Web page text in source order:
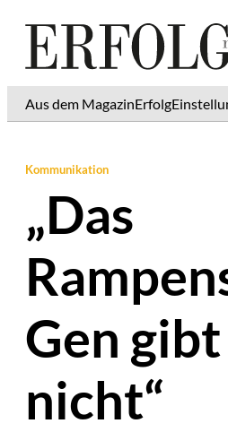
Aus dem MagazinErfolg
Kommunikation
„Das
Gen gibt
nicht“